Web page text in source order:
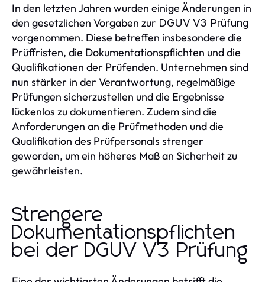
In den letzten Jahren wurden einige Änderungen in
den gesetzlichen Vorgaben zur DGUV V3 Prüfung
vorgenommen. Diese betreffen insbesondere die
Prüffristen, die Dokumentationspflichten und die
Qualifikationen der Prüfenden. Unternehmen sind
nun stärker in der Verantwortung, regelmäßige
Prüfungen sicherzustellen und die Ergebnisse
lückenlos zu dokumentieren. Zudem sind die
Anforderungen an die Prüfmethoden und die
Qualifikation des Prüfpersonals strenger
geworden, um ein höheres Maß an Sicherheit zu
gewährleisten.
Strengere
Dokumentationspflichten
bei der DGUV V3 Prüfung